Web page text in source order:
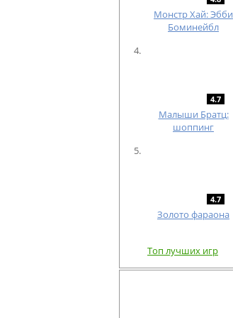
Монстр Хай: Эбби
Боминейбл
4.7
Малыши Братц:
шоппинг
4.7
Золото фараона
Топ лучших игр